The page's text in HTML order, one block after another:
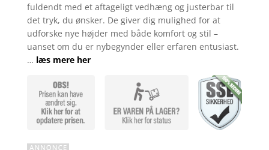
fuldendt med et aftageligt vedhæng og justerbar til
det tryk, du ønsker. De giver dig mulighed for at
udforske nye højder med både komfort og stil –
uanset om du er nybegynder eller erfaren entusiast.
… læs mere her